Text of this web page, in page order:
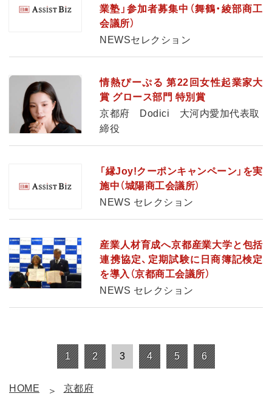
業塾」参加者募集中（舞鶴・綾部商工
会議所）
NEWSセレクション
情熱ぴーぷる 第22回女性起業家大
賞 グロース部門 特別賞
京都府 Dodici 大河内愛加代表取
締役
「縁Joy!クーポンキャンペーン」を実
施中（城陽商工会議所）
NEWS セレクション
産業人材育成へ京都産業大学と包括
連携協定、定期試験に日商簿記検定
を導入（京都商工会議所）
NEWS セレクション
1 2 3 4 5 6
HOME 京都府